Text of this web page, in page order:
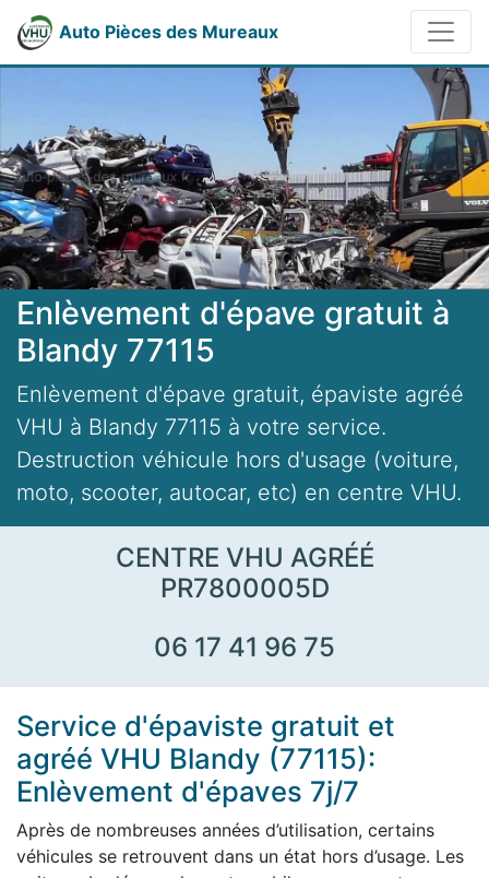
Auto Pièces des Mureaux
Enlèvement d'épave gratuit à
Blandy 77115
Enlèvement d'épave gratuit, épaviste agréé
VHU à Blandy 77115 à votre service.
Destruction véhicule hors d'usage (voiture,
moto, scooter, autocar, etc) en centre VHU.
CENTRE VHU AGRÉÉ
PR7800005D
06 17 41 96 75
Service d'épaviste gratuit et
agréé VHU Blandy (77115):
Enlèvement d'épaves 7j/7
Après de nombreuses années d’utilisation, certains
véhicules se retrouvent dans un état hors d’usage. Les